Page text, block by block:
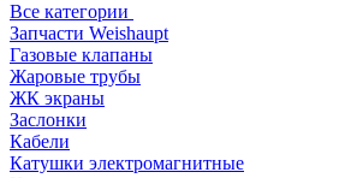
Все категории
Запчасти Weishaupt
Газовые клапаны
Жаровые трубы
ЖК экраны
Заслонки
Кабели
Катушки электромагнитные